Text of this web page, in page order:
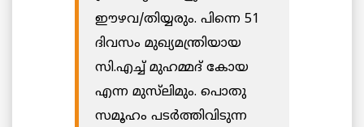
ഈഴവ/തിയ്യരും. പിന്നെ 51
ദിവസം മുഖ്യമന്ത്രിയായ
സി.എച്ച് മുഹമ്മദ് കോയ
എന്ന മുസ്‌ലിമും. പൊതു
സമൂഹം പടര്‍ത്തിവിടുന്ന